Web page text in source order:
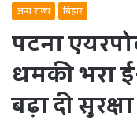
अन्य राज्य बिहार
पटना
धमकी भरा
बढ़ा दी सुरक्षा